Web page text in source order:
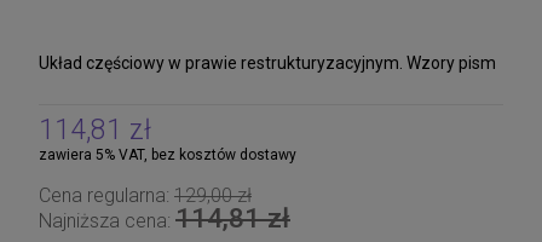
Układ częściowy w prawie restrukturyzacyjnym. Wzory pism
114,81 zł
zawiera 5% VAT, bez kosztów dostawy
Cena regularna: 129,00 zł
Najniższa cena: 114,81 zł